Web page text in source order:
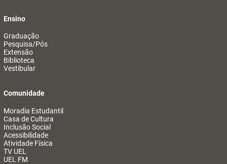
Ensino
Graduação
Pesquisa/Pós
Extensão
Biblioteca
Vestibular
Comunidade
Moradia Estudantil
Casa de Cultura
Inclusão Social
Acessibilidade
Atividade Física
TV UEL
UEL FM